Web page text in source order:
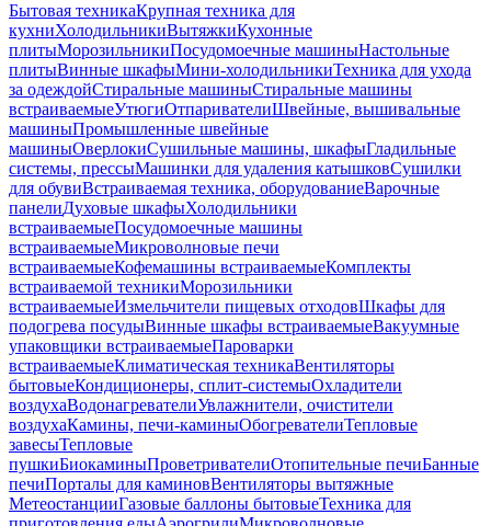
Бытовая техникаКрупная техника для
кухниХолодильникиВытяжкиКухонные
плитыМорозильникиПосудомоечные машиныНастольные
плитыВинные шкафыМини-холодильникиТехника для ухода
за одеждойСтиральные машиныСтиральные машины
встраиваемыеУтюгиОтпаривателиШвейные, вышивальные
машиныПромышленные швейные
машиныОверлокиСушильные машины, шкафыГладильные
системы, прессыМашинки для удаления катышковСушилки
для обувиВстраиваемая техника, оборудованиеВарочные
панелиДуховые шкафыХолодильники
встраиваемыеПосудомоечные машины
встраиваемыеМикроволновые печи
встраиваемыеКофемашины встраиваемыеКомплекты
встраиваемой техникиМорозильники
встраиваемыеИзмельчители пищевых отходовШкафы для
подогрева посудыВинные шкафы встраиваемыеВакуумные
упаковщики встраиваемыеПароварки
встраиваемыеКлиматическая техникаВентиляторы
бытовыеКондиционеры, сплит-системыОхладители
воздухаВодонагревателиУвлажнители, очистители
воздухаКамины, печи-каминыОбогревателиТепловые
завесыТепловые
пушкиБиокаминыПроветривателиОтопительные печиБанные
печиПорталы для каминовВентиляторы вытяжные
МетеостанцииГазовые баллоны бытовыеТехника для